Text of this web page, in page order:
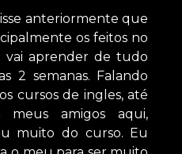
anteriormente que
os feitos no
vai aprender de tudo
2 semanas. Falando
cursos de ingles, até
amigos aqui,
muito do curso. Eu